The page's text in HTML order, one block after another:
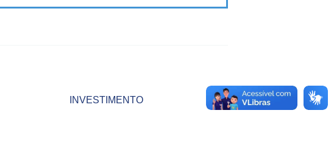
INVESTIMENTO